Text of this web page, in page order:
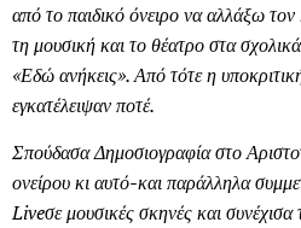
από το παιδικό όνειρο να αλλάξω
τη μουσική και το θέατρο στα
«Εδώ ανήκεις». Από τότε η
εγκατέλειψαν ποτέ.
Σπούδασα Δημοσιογραφία στο
ονείρου κι αυτό-και παράλληλα
Liveσε μουσικές σκηνές και